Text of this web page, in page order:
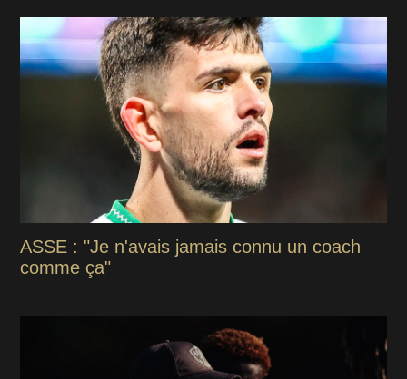
ASSE : "Je n'avais jamais connu un coach
comme ça"